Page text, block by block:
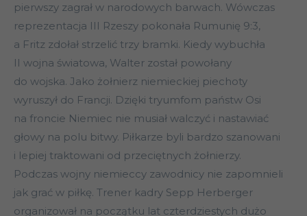
pierwszy zagrał w narodowych barwach. Wówczas
reprezentacja III Rzeszy pokonała Rumunię 9:3,
a Fritz zdołał strzelić trzy bramki. Kiedy wybuchła
II wojna światowa, Walter został powołany
do wojska. Jako żołnierz niemieckiej piechoty
wyruszył do Francji. Dzięki tryumfom państw Osi
na froncie Niemiec nie musiał walczyć i nastawiać
głowy na polu bitwy. Piłkarze byli bardzo szanowani
i lepiej traktowani od przeciętnych żołnierzy.
Podczas wojny niemieccy zawodnicy nie zapomnieli
jak grać w piłkę. Trener kadry Sepp Herberger
organizował na początku lat czterdziestych dużo